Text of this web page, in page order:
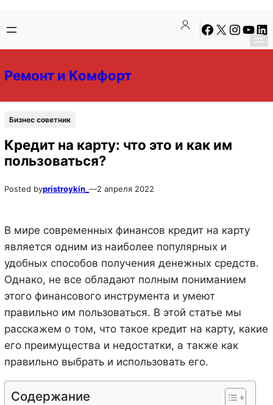
содержимому
содержимому
Facebook
X Instagram
Ремонт и Комфорт
Бизнес советник
Кредит на карту: что это и как им
пользоваться?
Posted bypristroykin_ —2 апреля 2022
В мире современных финансов кредит на карту
является одним из наиболее популярных и
удобных способов получения денежных средств.
Однако, не все обладают полным пониманием
этого финансового инструмента и умеют
правильно им пользоваться. В этой статье мы
расскажем о том, что такое кредит на карту, какие
его преимущества и недостатки, а также как
правильно выбрать и использовать его.
Содержание